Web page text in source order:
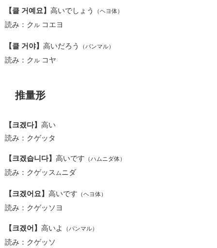
【클 거예요】 高いでしょう （ヘヨ体）
読み：ク ル コエヨ
【클 거야】 高いだろう （パンマル）
読み：ク ル コヤ
推量形
【크겠다】 高い
読み：クゲッタ
【크겠습니다】 高いです （ハムニダ体）
読み：クゲッス ム ニダ
【크겠어요】 高いです （ヘヨ体）
読み：クゲッソヨ
【크겠어】 高いよ （パンマル）
読み：クゲッソ